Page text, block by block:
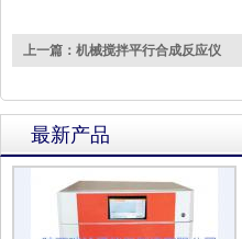
上一篇：机械搅拌平行合成反应仪
最新产品